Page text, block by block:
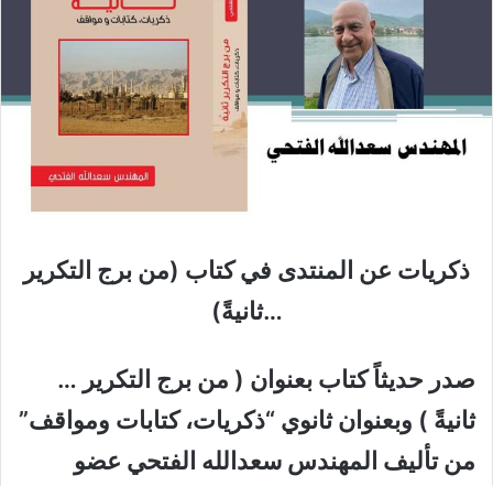
ذكريات عن المنتدى في كتاب (من برج التكرير
…ثانيةً)
صدر حديثاً كتاب بعنوان ( من برج التكرير …
ثانيةً ) وبعنوان ثانوي “ذكريات، كتابات ومواقف”
من تأليف المهندس سعدالله الفتحي عضو